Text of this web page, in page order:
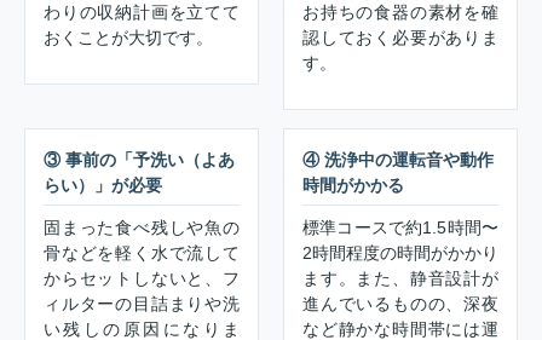
わりの収納計画を立てて
おくことが大切です。
お持ちの食器の素材を確
認しておく必要がありま
す。
③ 事前の「予洗い（よあ
らい）」が必要
固まった食べ残しや魚の
骨などを軽く水で流して
からセットしないと、フ
ィルターの目詰まりや洗
い残しの原因になりま
④ 洗浄中の運転音や動作
時間がかかる
標準コースで約1.5時間〜
2時間程度の時間がかかり
ます。また、静音設計が
進んでいるものの、深夜
など静かな時間帯には運